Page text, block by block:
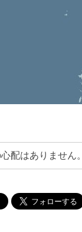
配はありません。